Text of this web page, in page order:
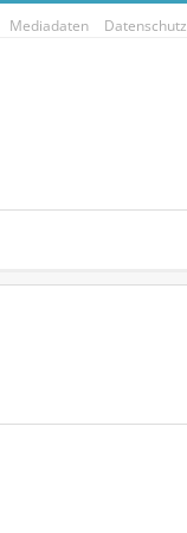
Mediadaten Datenschutz